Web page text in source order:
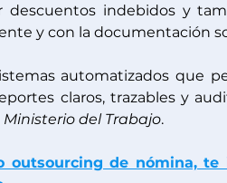
descuentos indebidos y
y con la documentación
automatizados que
claros, trazables y
Ministerio del Trabajo.
outsourcing de nómina,